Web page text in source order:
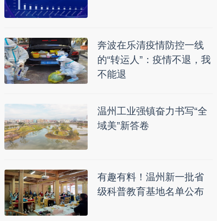
奔波在乐清疫情防控一线
的“转运人”：疫情不退，我
不能退
温州工业强镇奋力书写“全
域美”新答卷
有趣有料！温州新一批省
级科普教育基地名单公布